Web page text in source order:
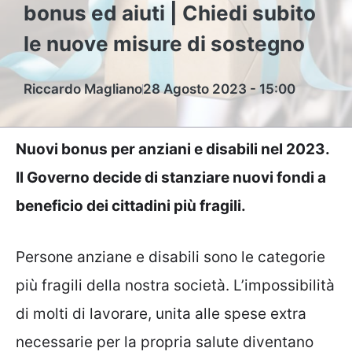
bonus ed aiuti | Chiedi subito
le nuove misure di sostegno
Riccardo Magliano28 Agosto 2023 - 15:00
Nuovi bonus per anziani e disabili nel 2023.
Il Governo decide di stanziare nuovi fondi a
beneficio dei cittadini più fragili.
Persone anziane e disabili sono le categorie
più fragili della nostra società. L’impossibilità
di molti di lavorare, unita alle spese extra
necessarie per la propria salute diventano